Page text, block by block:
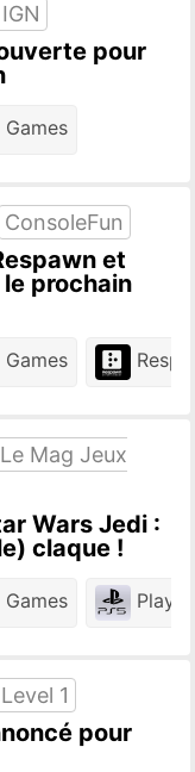
IGN
pour
ConsoleFun
et
prochain
Le Mag Jeux
Wars Jedi :
claque !
Level 1
pour